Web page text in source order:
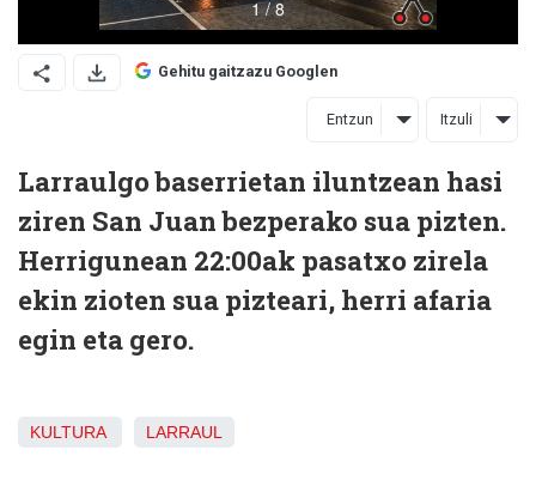
Gehitu gaitzazu Googlen
Entzun Itzuli
Larraulgo baserrietan iluntzean hasi
ziren San Juan bezperako sua pizten.
Herrigunean 22:00ak pasatxo zirela
ekin zioten sua pizteari, herri afaria
egin eta gero.
KULTURA LARRAUL